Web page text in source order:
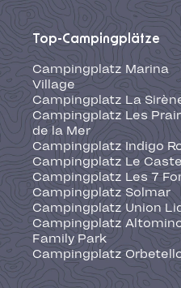
Top-Campingplätze
Campingplatz Marina
Village
Campingplatz La
Campingplatz Les
de la Mer
Campingplatz Indigo
Campingplatz Le
Campingplatz Les 7
Campingplatz Solmar
Campingplatz Union
Campingplatz
Family Park
Campingplatz